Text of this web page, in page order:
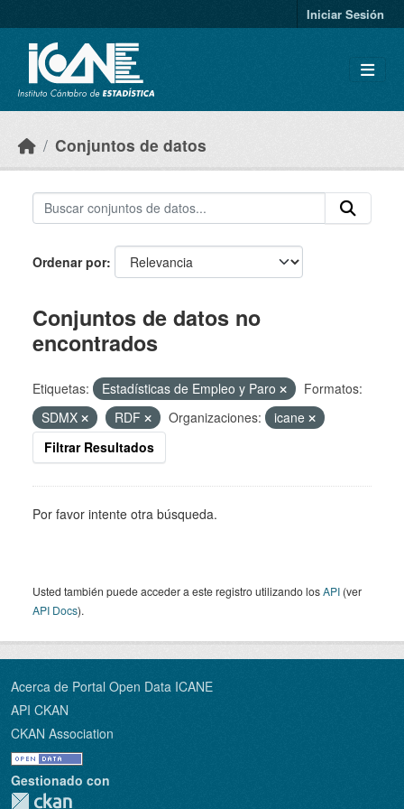
Iniciar Sesión
Conjuntos de datos
Ordenar por
Conjuntos de datos no
encontrados
Etiquetas: Estadísticas de Empleo y Paro
Formatos:
SDMX
RDF Organizaciones:
icane
Filtrar Resultados
Por favor intente otra búsqueda.
Usted también puede acceder a este registro utilizando losAPI (ver
API Docs).
Acerca de Portal Open Data ICANE
API CKAN
CKAN Association
Gestionado con